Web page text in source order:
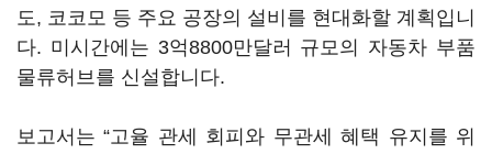
도, 코코모 등 주요 공장의 설비를 현대화할 계획입니
다. 미시간에는 3억8800만달러 규모의 자동차 부품
물류허브를 신설합니다.
보고서는 “고율 관세 회피와 무관세 혜택 유지를 위